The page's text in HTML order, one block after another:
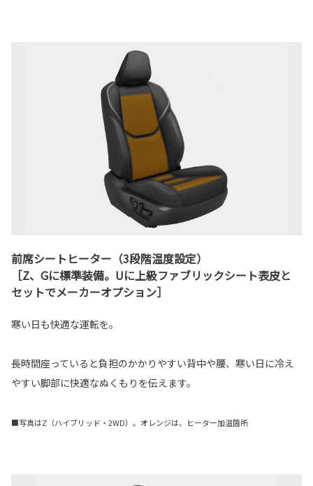
前席シートヒーター（3段階温度設定）
［Z、Gに標準装備。Uに上級ファブリックシート表皮と
セットでメーカーオプション］
寒い日も快適な運転を。
長時間座っていると負担のかかりやすい背中や腰、寒い日に冷え
やすい脚部に快適なぬくもりを伝えます。
■写真はZ（ハイブリッド・2WD）。オレンジは、ヒーター加温箇所